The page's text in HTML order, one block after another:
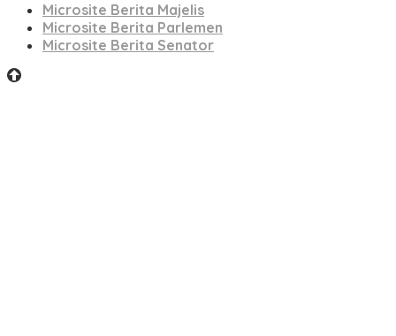
Microsite Berita Majelis
Microsite Berita Parlemen
Microsite Berita Senator